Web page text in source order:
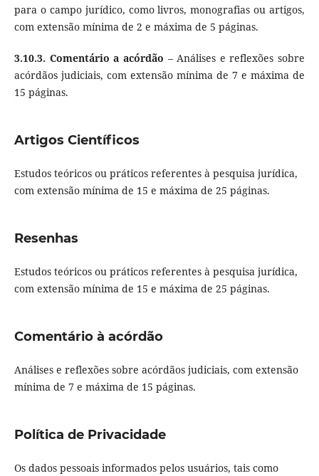
para o campo jurídico, como livros, monografias ou artigos,
com extensão mínima de 2 e máxima de 5 páginas.
3.10.3. Comentário a acórdão – Análises e reflexões sobre
acórdãos judiciais, com extensão mínima de 7 e máxima de
15 páginas.
Artigos Científicos
Estudos teóricos ou práticos referentes à pesquisa jurídica,
com extensão mínima de 15 e máxima de 25 páginas.
Resenhas
Estudos teóricos ou práticos referentes à pesquisa jurídica,
com extensão mínima de 15 e máxima de 25 páginas.
Comentário à acórdão
Análises e reflexões sobre acórdãos judiciais, com extensão
mínima de 7 e máxima de 15 páginas.
Política de Privacidade
Os dados pessoais informados pelos usuários, tais como